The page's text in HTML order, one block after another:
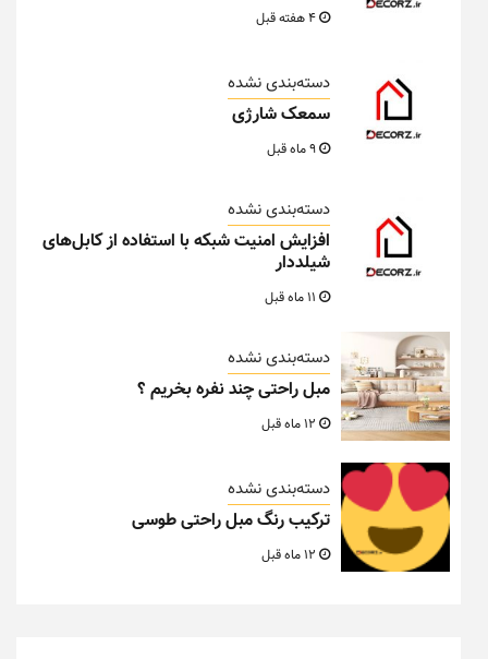
دسته‌بندی نشده
سمعک شارژی
دسته‌بندی نشده
افزایش امنیت شبکه با استفاده از کابل‌های
شیلددار
دسته‌بندی نشده
مبل راحتی چند نفره بخریم ؟
دسته‌بندی نشده
ترکیب رنگ مبل راحتی طوسی